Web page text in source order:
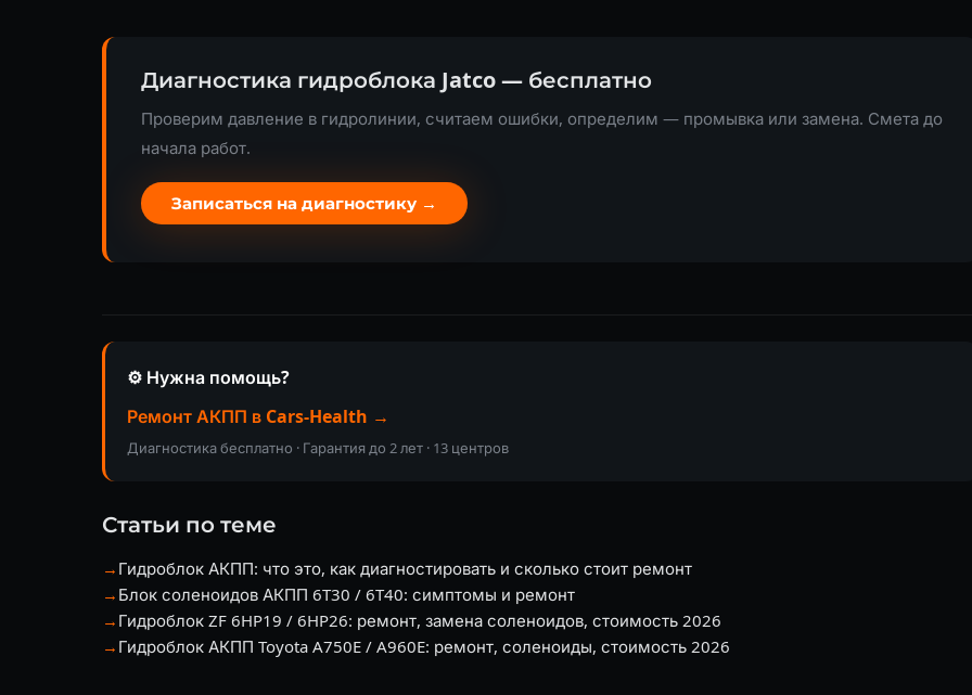
Диагностика гидроблока Jatco — бесплатно
Проверим давление в гидролинии, считаем ошибки, определим — промывка или замена. Смета до
начала работ.
Записаться на диагностику →
⚙️ Нужна помощь?
Ремонт АКПП в Cars-Health →
Диагностика бесплатно · Гарантия до 2 лет · 13 центров
Статьи по теме
→ Гидроблок АКПП: что это, как диагностировать и сколько стоит ремонт
→ Блок соленоидов АКПП 6T30 / 6T40: симптомы и ремонт
→ Гидроблок ZF 6HP19 / 6HP26: ремонт, замена соленоидов, стоимость 2026
→ Гидроблок АКПП Toyota A750E / A960E: ремонт, соленоиды, стоимость 2026